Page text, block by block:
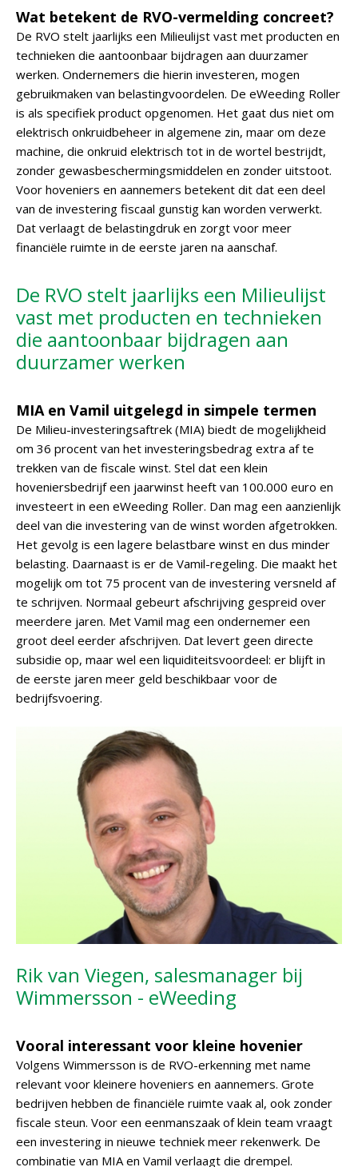
Wat betekent de RVO-vermelding concreet?
De RVO stelt jaarlijks een Milieulijst vast met producten en
technieken die aantoonbaar bijdragen aan duurzamer
werken. Ondernemers die hierin investeren, mogen
gebruikmaken van belastingvoordelen. De eWeeding Roller
is als specifiek product opgenomen. Het gaat dus niet om
elektrisch onkruidbeheer in algemene zin, maar om deze
machine, die onkruid elektrisch tot in de wortel bestrijdt,
zonder gewasbeschermingsmiddelen en zonder uitstoot.
Voor hoveniers en aannemers betekent dit dat een deel
van de investering fiscaal gunstig kan worden verwerkt.
Dat verlaagt de belastingdruk en zorgt voor meer
financiële ruimte in de eerste jaren na aanschaf.
De RVO stelt jaarlijks een Milieulijst
vast met producten en technieken
die aantoonbaar bijdragen aan
duurzamer werken
MIA en Vamil uitgelegd in simpele termen
De Milieu-investeringsaftrek (MIA) biedt de mogelijkheid
om 36 procent van het investeringsbedrag extra af te
trekken van de fiscale winst. Stel dat een klein
hoveniersbedrijf een jaarwinst heeft van 100.000 euro en
investeert in een eWeeding Roller. Dan mag een aanzienlijk
deel van die investering van de winst worden afgetrokken.
Het gevolg is een lagere belastbare winst en dus minder
belasting. Daarnaast is er de Vamil-regeling. Die maakt het
mogelijk om tot 75 procent van de investering versneld af
te schrijven. Normaal gebeurt afschrijving gespreid over
meerdere jaren. Met Vamil mag een ondernemer een
groot deel eerder afschrijven. Dat levert geen directe
subsidie op, maar wel een liquiditeitsvoordeel: er blijft in
de eerste jaren meer geld beschikbaar voor de
bedrijfsvoering.
Rik van Viegen, salesmanager bij
Wimmersson - eWeeding
Vooral interessant voor kleine hovenier
Volgens Wimmersson is de RVO-erkenning met name
relevant voor kleinere hoveniers en aannemers. Grote
bedrijven hebben de financiële ruimte vaak al, ook zonder
fiscale steun. Voor een eenmanszaak of klein team vraagt
een investering in nieuwe techniek meer rekenwerk. De
combinatie van MIA en Vamil verlaagt die drempel.